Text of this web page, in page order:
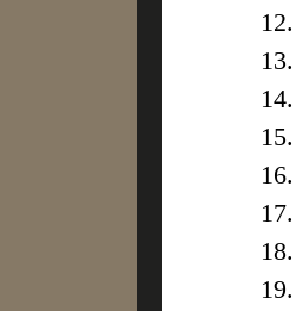
12.
13.
14.
15.
16.
17.
18.
19.